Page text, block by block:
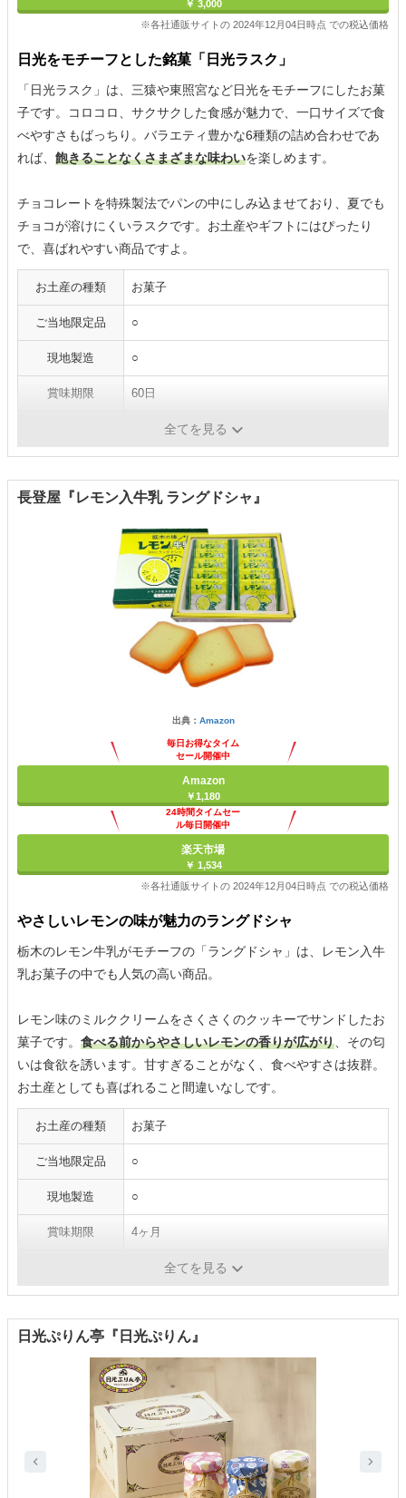
￥ 3,000
※各社通販サイトの 2024年12月04日時点 での税込価格
日光をモチーフとした銘菓「日光ラスク」
「日光ラスク」は、三猿や東照宮など日光をモチーフにしたお菓
子です。コロコロ、サクサクした食感が魅力で、一口サイズで食
べやすさもばっちり。バラエティ豊かな6種類の詰め合わせであ
れば、 飽きることなくさまざまな味わいを楽しめます。
チョコレートを特殊製法でパンの中にしみ込ませており、夏でも
チョコが溶けにくいラスクです。お土産やギフトにはぴったり
で、喜ばれやすい商品ですよ。
お土産の種類 お菓子
ご当地限定品 ○
現地製造 ○
賞味期限 60日
全てを見る
長登屋『レモン入牛乳 ラングドシャ』
出典： Amazon
毎日お得なタイム
セール開催中
Amazon
￥1,180
24時間タイムセー
ル毎日開催中
楽天市場
￥ 1,534
※各社通販サイトの 2024年12月04日時点 での税込価格
やさしいレモンの味が魅力のラングドシャ
栃木のレモン牛乳がモチーフの「ラングドシャ」は、レモン入牛
乳お菓子の中でも人気の高い商品。
レモン味のミルククリームをさくさくのクッキーでサンドしたお
菓子です。 食べる前からやさしいレモンの香りが広がり、その匂
いは食欲を誘います。甘すぎることがなく、食べやすさは抜群。
お土産としても喜ばれること間違いなしです。
お土産の種類 お菓子
ご当地限定品 ○
現地製造 ○
賞味期限 4ヶ月
全てを見る
日光ぷりん亭『日光ぷりん』